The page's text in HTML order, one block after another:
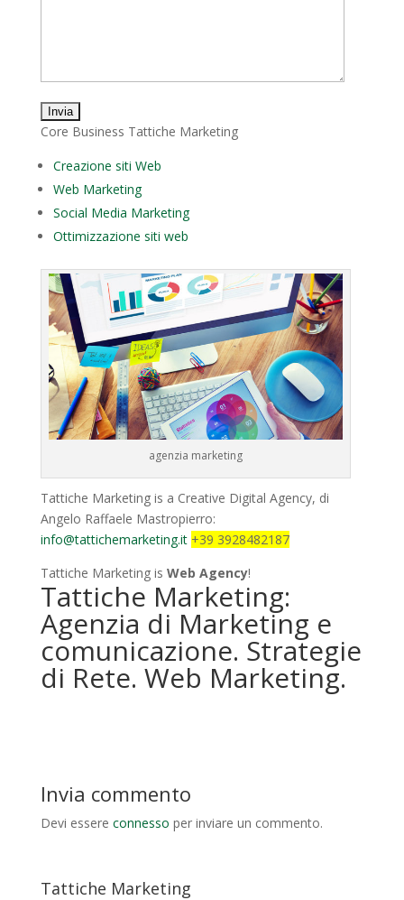
Core Business Tattiche Marketing
Creazione siti Web
Web Marketing
Social Media Marketing
Ottimizzazione siti web
agenzia marketing
Tattiche Marketing is a Creative Digital Agency, di
Angelo Raffaele Mastropierro:
info@tattichemarketing.it +39 3928482187
Tattiche Marketing is Web Agency!
Tattiche Marketing:
Agenzia di Marketing e
comunicazione. Strategie
di Rete. Web Marketing.
Invia commento
Devi essere connesso per inviare un commento.
Tattiche Marketing